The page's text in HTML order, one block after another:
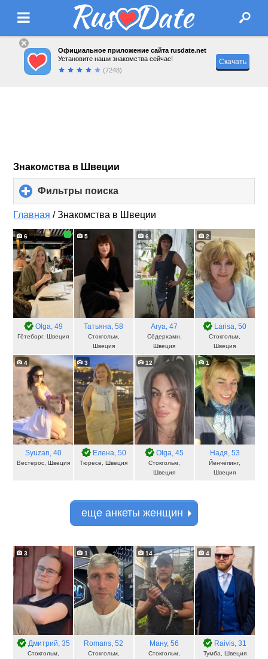
Официальное приложение сайта rusdate.net
Установите наши знакомства сейчас!
(7248)
Скачать
Знакомства в Швеции
Фильтры поиска
to
expand
contents
Главная /Знакомства в Швеции
6
Olga, 49
Гётеборг, Швеция
5
Татьяна, 58
Стокгольм,
Швеция
6
Arya, 47
Сёдерхамн,
Швеция
2
Larisa, 50
Стокгольм,
Швеция
4
Syuzan, 40
Вестерос, Швеция
3
Елена, 50
Тюресё, Швеция
12
Olga, 45
Стокгольм,
Швеция
1
Надя, 53
Йёнчёпинг,
Швеция
еще анкеты женщин
3
Дмитрий, 35
Стокгольм,
1
Romans, 52
Стокгольм,
14
Ману, 56
Стокгольм,
4
Raivis, 31
Тумба, Швеция